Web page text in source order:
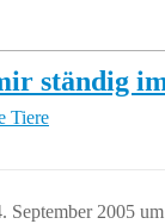
ständig
Tiere
September 2005